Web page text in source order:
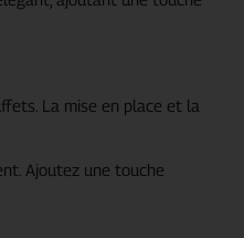
La mise en place et la
Ajoutez une touche